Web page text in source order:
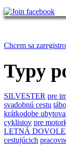
Chcem sa
Typy
SILVESTER pre
svadobnú cestu
krátkodobe
cyklistov pre
LETNÁ
cestujúcich